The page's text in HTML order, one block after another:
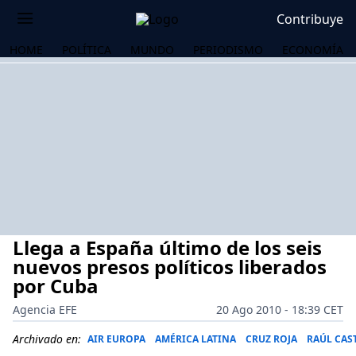
Contribuye
HOME POLÍTICA MUNDO PERIODISMO ECONOMÍA
Llega a España último de los seis
nuevos presos políticos liberados
por Cuba
Agencia EFE
20 Ago 2010 - 18:39 CET
Archivado en: AIR EUROPA AMÉRICA LATINA CRUZ ROJA RAÚL